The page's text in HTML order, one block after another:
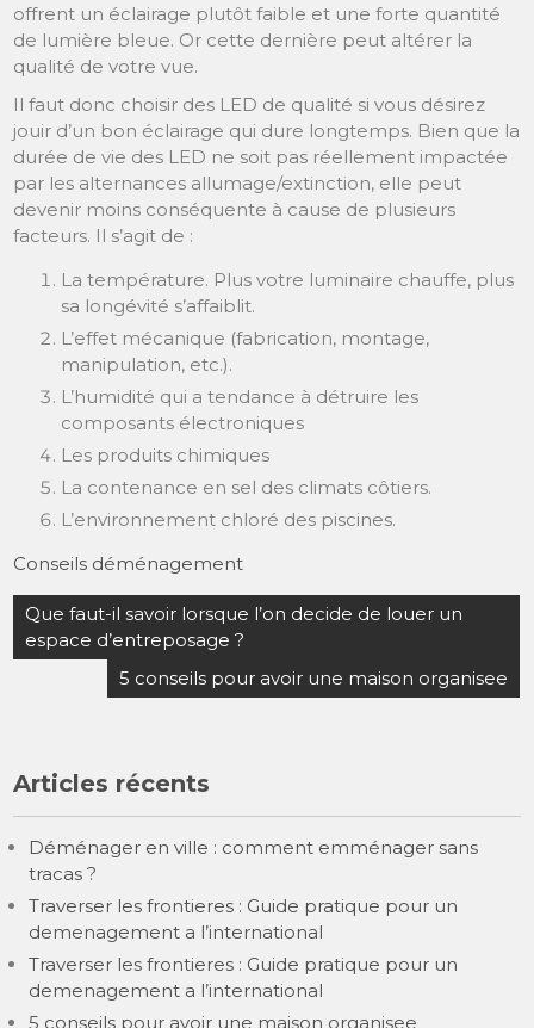
offrent un éclairage plutôt faible et une forte quantité
de lumière bleue. Or cette dernière peut altérer la
qualité de votre vue.
Il faut donc choisir des LED de qualité si vous désirez
jouir d’un bon éclairage qui dure longtemps. Bien que la
durée de vie des LED ne soit pas réellement impactée
par les alternances allumage/extinction, elle peut
devenir moins conséquente à cause de plusieurs
facteurs. Il s’agit de :
La température. Plus votre luminaire chauffe, plus
sa longévité s’affaiblit.
L’effet mécanique (fabrication, montage,
manipulation, etc.).
L’humidité qui a tendance à détruire les
composants électroniques
Les produits chimiques
La contenance en sel des climats côtiers.
L’environnement chloré des piscines.
Conseils déménagement
Navigation
de
l’article
Que faut-il savoir lorsque l’on decide de louer un
espace d’entreposage ?
5 conseils pour avoir une maison organisee
Articles récents
Déménager en ville : comment emménager sans
tracas ?
Traverser les frontieres : Guide pratique pour un
demenagement a l’international
Traverser les frontieres : Guide pratique pour un
demenagement a l’international
5 conseils pour avoir une maison organisee